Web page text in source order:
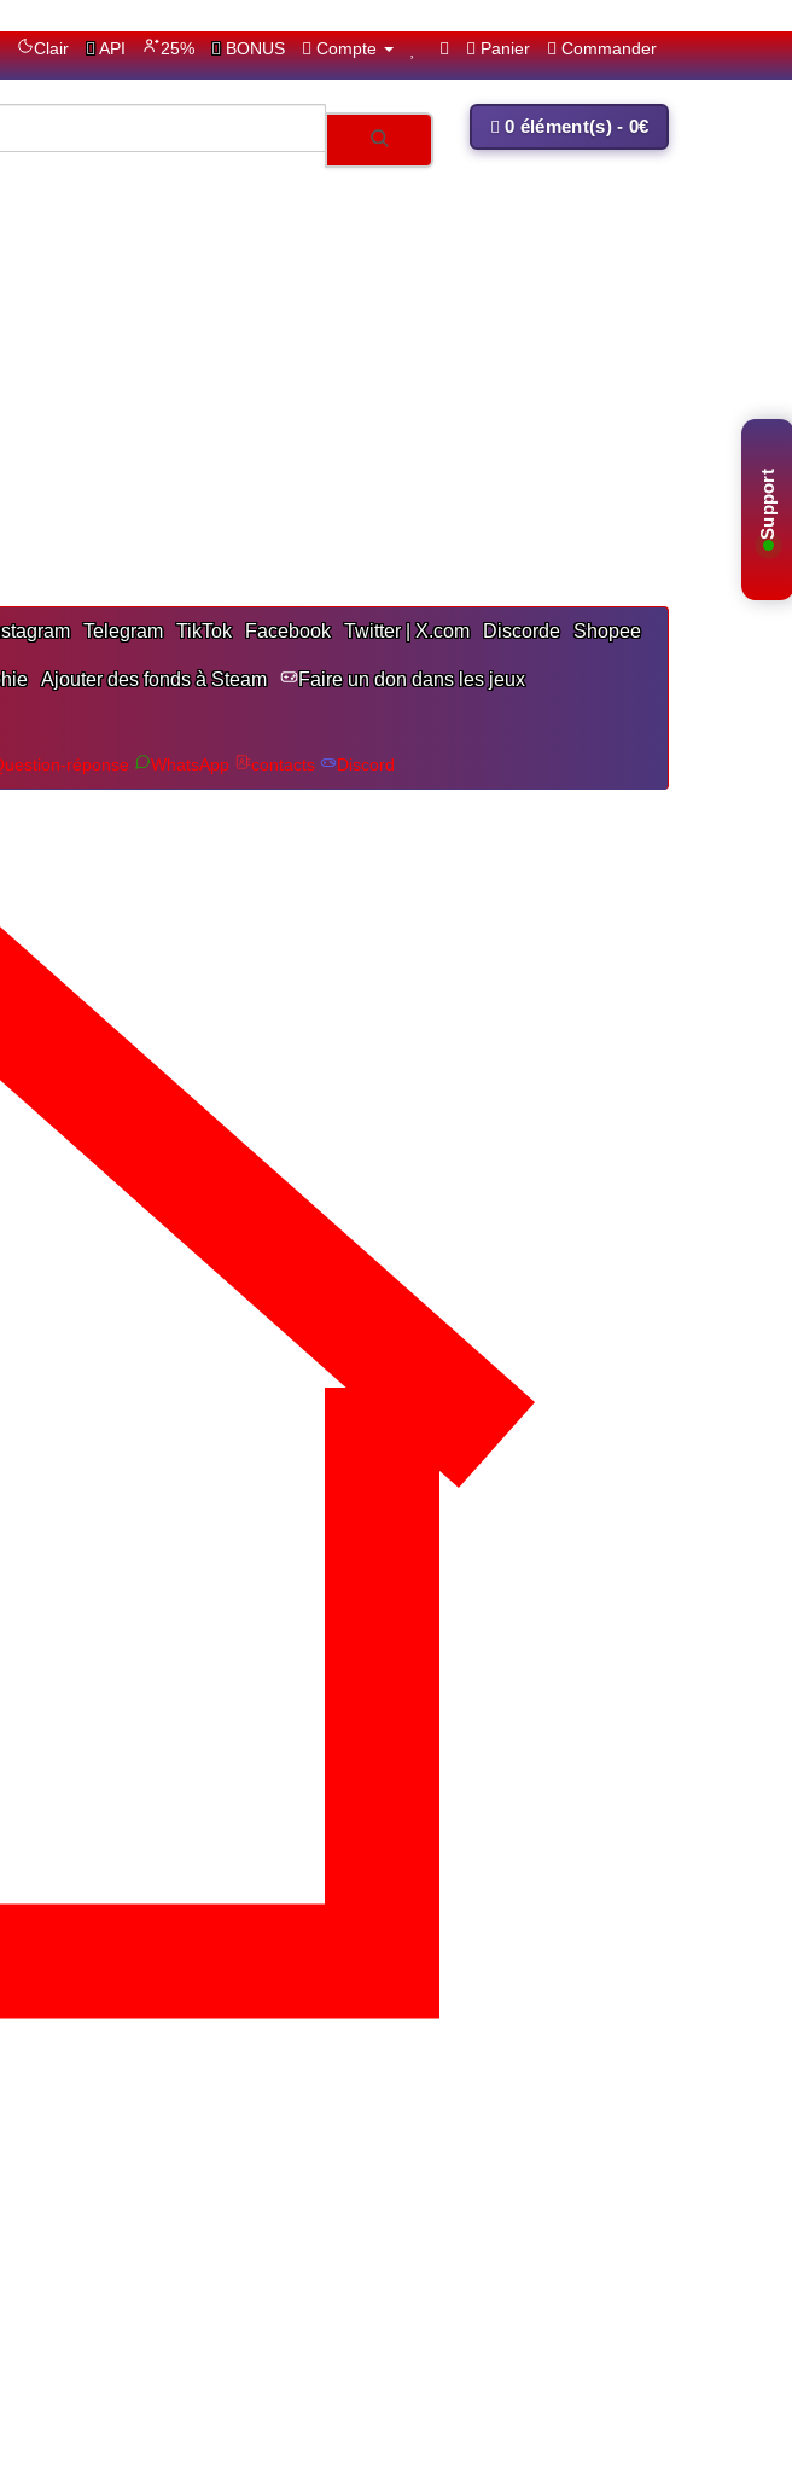
Support
Clair API 25% BONUS Compte Panier Commander
0 élément(s) - 0€
Telegram TikTok Facebook Twitter | X.com Discorde Shopee
Ajouter des fonds à Steam Faire un don dans les jeux
réponse WhatsApp contacts Discord